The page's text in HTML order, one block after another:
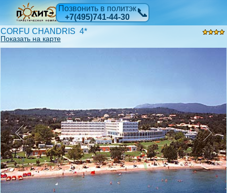
Позвонить в политэк
+7(495)741-44-30
📞
CORFU CHANDRIS 4*
Показать на карте